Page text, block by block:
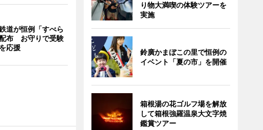
道が恒例「すべら
布 お守りで受験
応援
り物大満喫の体験ツアーを
実施
鈴廣かまぼこの里で恒例の
イベント「夏の市」を開催
箱根湯の花ゴルフ場を解放
して箱根強羅温泉大文字焼
鑑賞ツアー